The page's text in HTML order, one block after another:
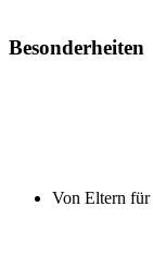
Besonderheiten
Von Eltern für